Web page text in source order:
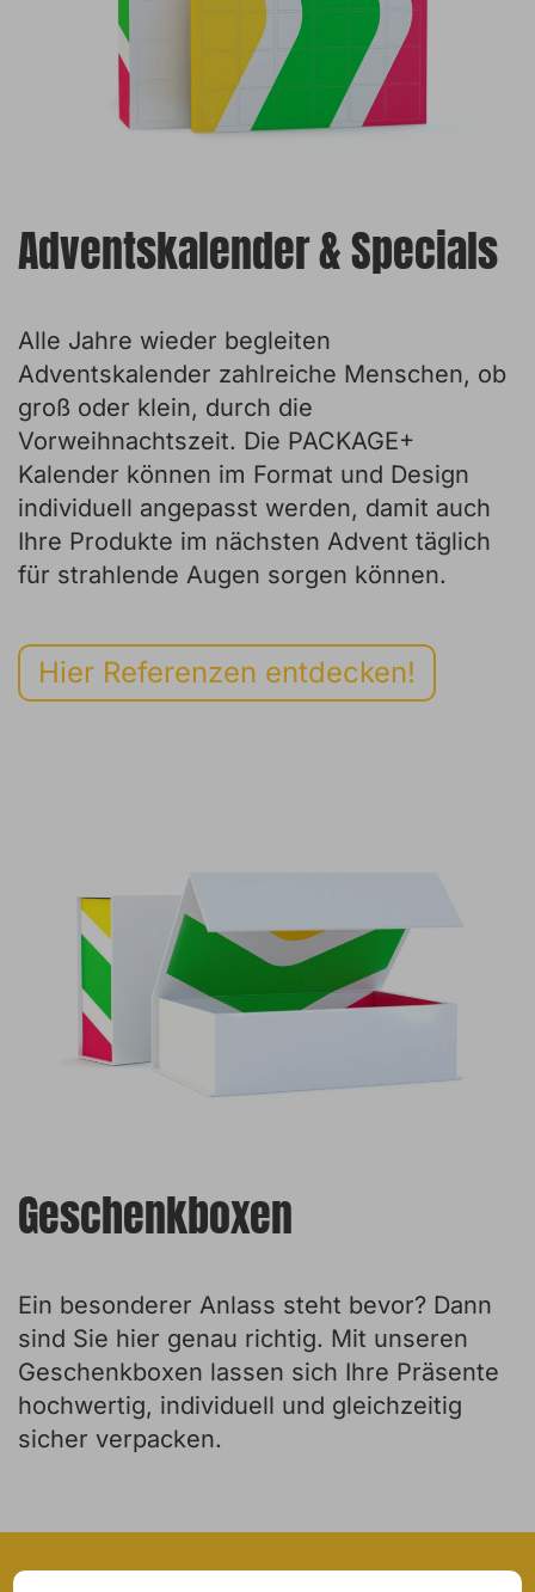
Adventskalender & Specials
Alle Jahre wieder begleiten
Adventskalender zahlreiche Menschen, ob
groß oder klein, durch die
Vorweihnachtszeit. Die PACKAGE+
Kalender können im Format und Design
individuell angepasst werden, damit auch
Ihre Produkte im nächsten Advent täglich
für strahlende Augen sorgen können.
Hier Referenzen entdecken!
Geschenkboxen
Ein besonderer Anlass steht bevor? Dann
sind Sie hier genau richtig. Mit unseren
Geschenkboxen lassen sich Ihre Präsente
hochwertig, individuell und gleichzeitig
sicher verpacken.